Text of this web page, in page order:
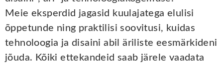
Meie eksperdid jagasid kuulajatega elulisi
õppetunde ning praktilisi soovitusi, kuidas
tehnoloogia ja disaini abil äriliste eesmärkideni
jõuda. Kõiki ettekandeid saab järele vaadata